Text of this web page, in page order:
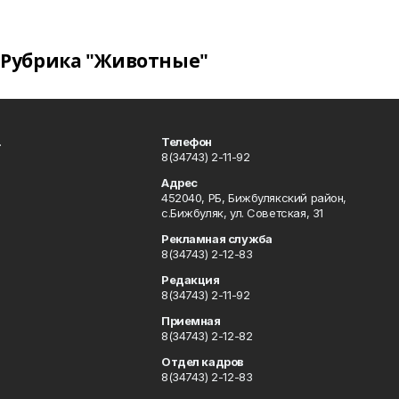
Рубрика "Животные"
Телефон
8(34743) 2-11-92
Адрес
452040, РБ, Бижбулякский район,
с.Бижбуляк, ул. Советская, 31
Рекламная служба
8(34743) 2-12-83
Редакция
8(34743) 2-11-92
Приемная
8(34743) 2-12-82
Отдел кадров
8(34743) 2-12-83